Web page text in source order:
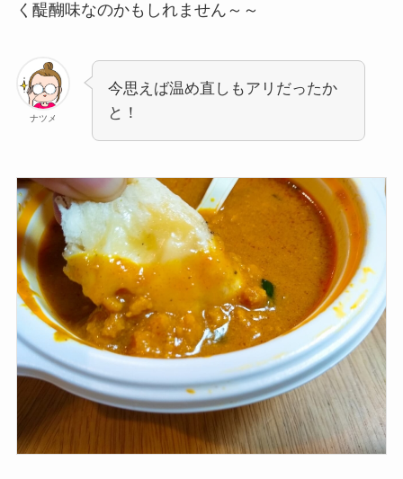
く醍醐味なのかもしれません～～
ナツメ
今思えば温め直しもアリだったか
と！